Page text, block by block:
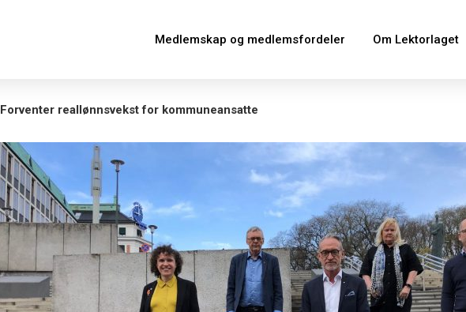
Medlemskap og medlemsfordeler Om Lektorlaget
Forventer reallønnsvekst for kommuneansatte